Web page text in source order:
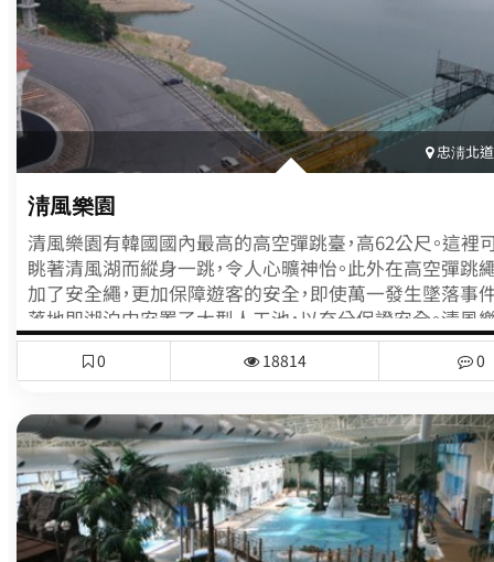
忠淸北
淸風樂園
清風樂園有韓國國內最高的高空彈跳臺，高62公尺。這裡
眺著清風湖而縱身一跳，令人心曠神怡。此外在高空彈跳
加了安全繩，更加保障遊客的安全，即使萬一發生墜落事
落地即湖泊中安置了大型人工池，以充分保證安全。清風
韓國國內最早的彈射椅以及在天空中朝重力方向劃出半
動的大鞦韆，兩者都安裝在同一座多功能塔上。清風樂園
岩(人工岩壁)等運動。
0 18814 0